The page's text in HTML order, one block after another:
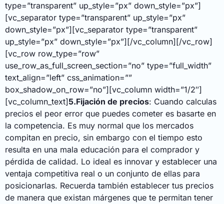
type=”transparent” up_style=”px” down_style=”px”]
[vc_separator type=”transparent” up_style=”px”
down_style=”px”][vc_separator type=”transparent”
up_style=”px” down_style=”px”][/vc_column][/vc_row]
[vc_row row_type=”row”
use_row_as_full_screen_section=”no” type=”full_width”
text_align=”left” css_animation=””
box_shadow_on_row=”no”][vc_column width=”1/2″]
[vc_column_text]5.Fijación de precios: Cuando calculas
precios el peor error que puedes cometer es basarte en
la competencia. Es muy normal que los mercados
compitan en precio, sin embargo con el tiempo esto
resulta en una mala educación para el comprador y
pérdida de calidad. Lo ideal es innovar y establecer una
ventaja competitiva real o un conjunto de ellas para
posicionarlas. Recuerda también establecer tus precios
de manera que existan márgenes que te permitan tener